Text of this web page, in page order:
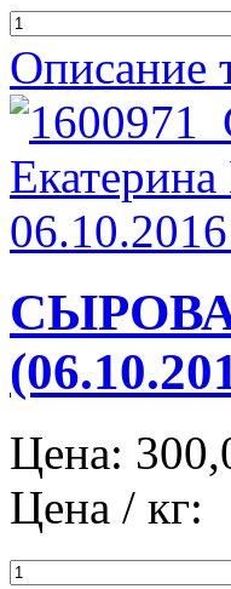
Описание
Цена:
Цена / кг: